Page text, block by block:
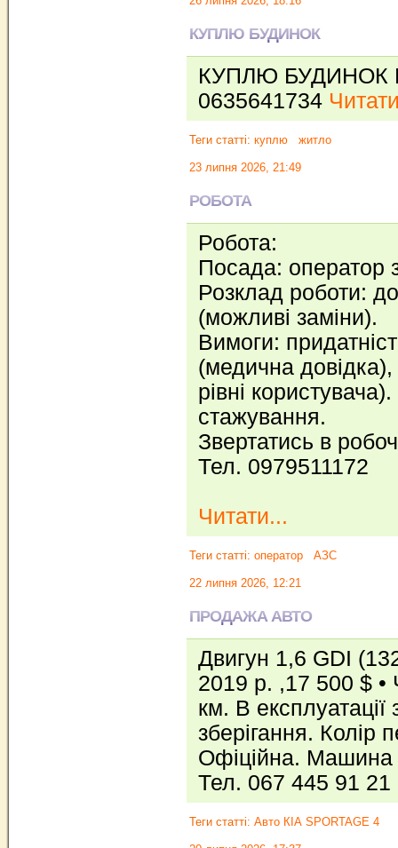
КУПЛЮ БУДИНОК
КУПЛЮ БУДИНОК
0635641734
Теги статті: куплю житло
23 липня 2026, 21:49
РОБОТА
Робота:
Посада: оператор
Розклад роботи:
(можливі заміни).
Вимоги:
(медична
рівні
стажування.
Звертатись в
Тел. 0979511172
Читати...
Теги статті: оператор АЗС
22 липня 2026, 12:21
ПРОДАЖА АВТО
Двигун 1,6 GDI
2019 р. ,17 500 $ •
км. В
зберігання. Колір
Офіційна. Машина
Тел. 067 445 91 21
Теги статті: Авто КІА SPORTAGE 4